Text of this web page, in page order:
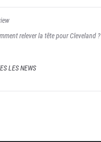
relever la tête pour Cleveland ?
LES NEWS